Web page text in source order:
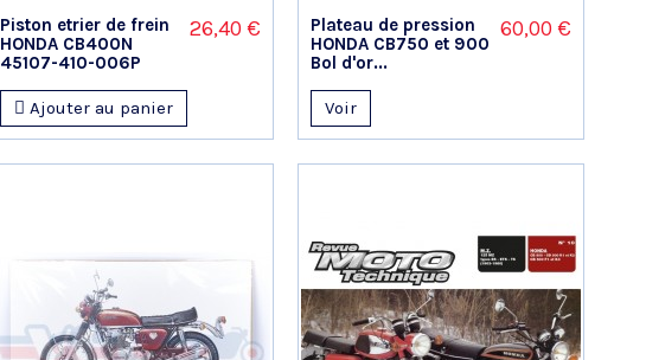
Piston etrier de frein
HONDA CB400N
45107-410-006P
26,40 €
Ajouter au panier
Plateau de pression
HONDA CB750 et 900
Bol d'or...
60,00 €
Voir